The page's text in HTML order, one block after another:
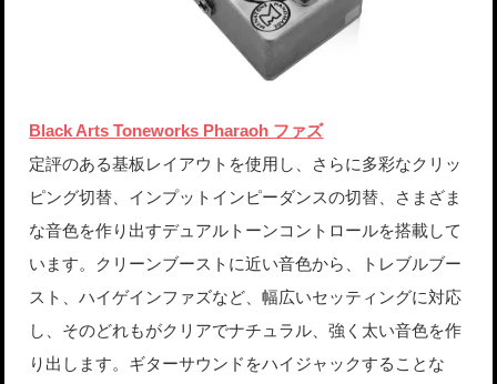
Black Arts Toneworks Pharaoh ファズ
定評のある基板レイアウトを使用し、さらに多彩なクリッ
ピング切替、インプットインピーダンスの切替、さまざま
な音色を作り出すデュアルトーンコントロールを搭載して
います。クリーンブーストに近い音色から、トレブルブー
スト、ハイゲインファズなど、幅広いセッティングに対応
し、そのどれもがクリアでナチュラル、強く太い音色を作
り出します。ギターサウンドをハイジャックすることな